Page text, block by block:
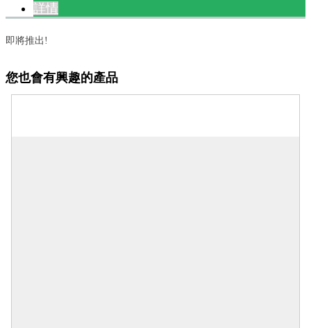
詳情
即將推出!
您也會有興趣的產品